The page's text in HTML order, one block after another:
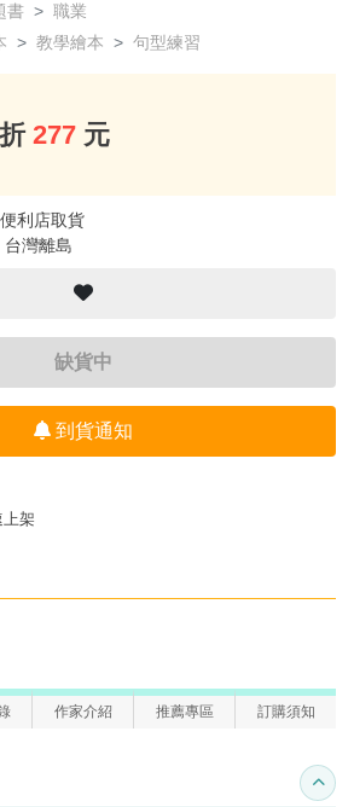
書
職業
教學繪本 句型練習
折 277 元
利店取貨
灣離島
缺貨中
到貨通知
架
作家介紹 推薦專區 訂購須知
收合